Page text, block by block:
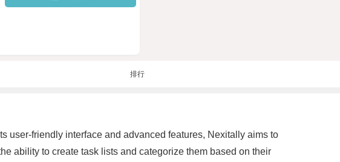
排行
user-friendly interface and advanced features, Nexitally aims to
ability to create task lists and categorize them based on their